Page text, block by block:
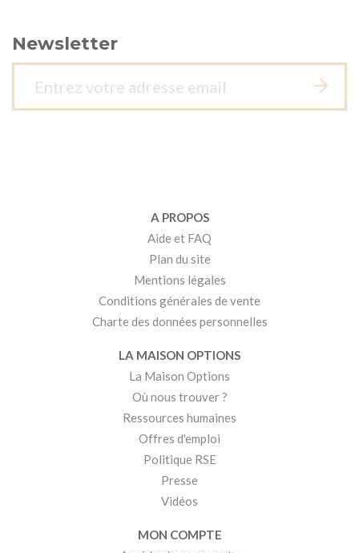
Newsletter
A PROPOS
Aide et FAQ
Plan du site
Mentions légales
Conditions générales de vente
Charte des données personnelles
LA MAISON OPTIONS
La Maison Options
Où nous trouver ?
Ressources humaines
Offres d'emploi
Politique RSE
Presse
Vidéos
MON COMPTE